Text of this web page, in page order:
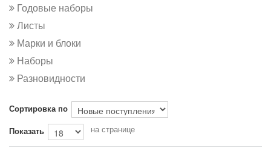
Годовые наборы
Листы
Марки и блоки
Наборы
Разновидности
Сортировка по
Показать
на странице